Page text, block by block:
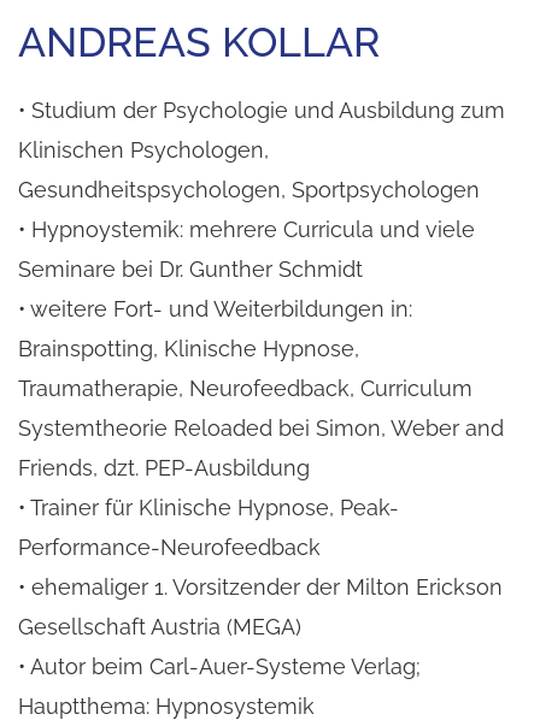
ANDREAS KOLLAR
• Studium der Psychologie und Ausbildung zum
Klinischen Psychologen,
Gesundheitspsychologen, Sportpsychologen
• Hypnoystemik: mehrere Curricula und viele
Seminare bei Dr. Gunther Schmidt
• weitere Fort- und Weiterbildungen in:
Brainspotting, Klinische Hypnose,
Traumatherapie, Neurofeedback, Curriculum
Systemtheorie Reloaded bei Simon, Weber and
Friends, dzt. PEP-Ausbildung
• Trainer für Klinische Hypnose, Peak-
Performance-Neurofeedback
• ehemaliger 1. Vorsitzender der Milton Erickson
Gesellschaft Austria (MEGA)
• Autor beim Carl-Auer-Systeme Verlag;
Hauptthema: Hypnosystemik